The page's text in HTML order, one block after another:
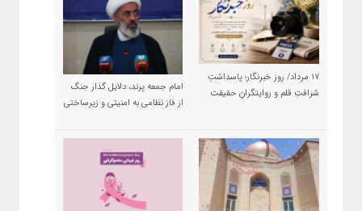
۱۷ مرداد/ روز خبرنگار؛ پاسداشتِ
شرافتِ قلم و روایتگرانِ حقیقت
امام جمعه پرند، دلایل گذار جنگ
از فاز نظامی به امنیتی و زیرساختی